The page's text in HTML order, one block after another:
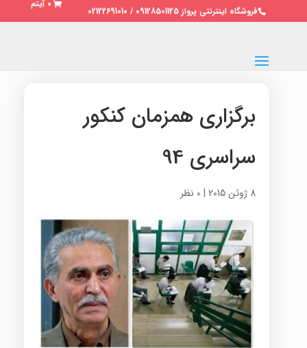
فروشگاه اینترنتی پرواز 09128501125 / 02122691010
0 آیتم
برگزاری همزمان کنکور
سراسری 94
8 ژوئن 2015 | 0 نظر